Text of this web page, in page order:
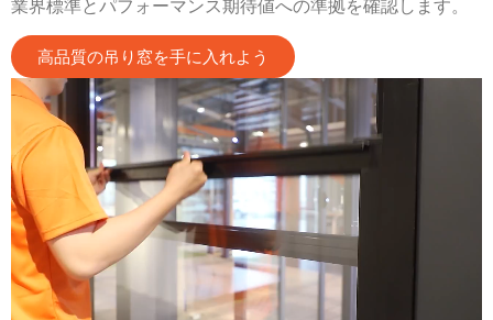
業界標準とパフォーマンス期待値への準拠を確認します。
高品質の吊り窓を手に入れよう